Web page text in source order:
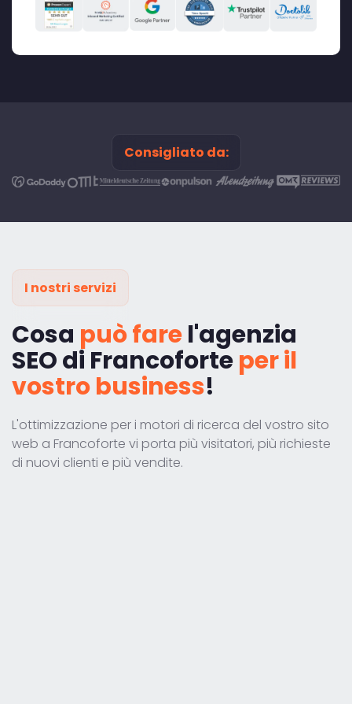
Consigliato da:
I nostri servizi
Cosa può farel'agenzia
SEO di Francoforteper il
vostro business!
L'ottimizzazione per i motori di ricerca del vostro sito
web a Francoforte vi porta più visitatori, più richieste
di nuovi clienti e più vendite.